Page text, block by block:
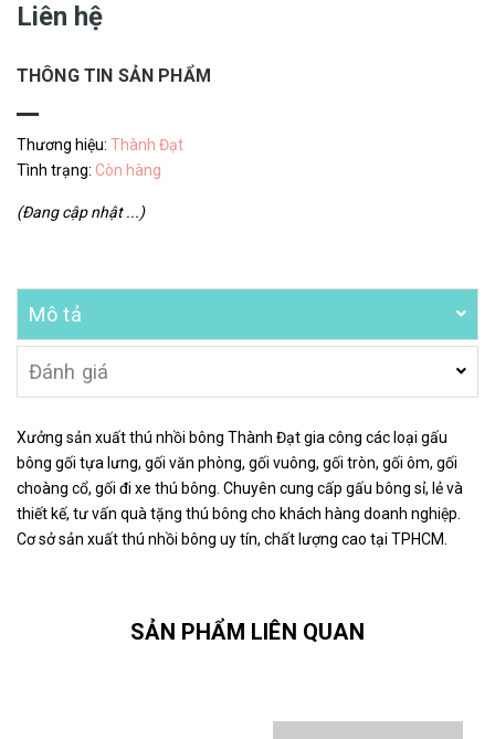
Liên hệ
THÔNG TIN SẢN PHẨM
Thương hiệu: Thành Đạt
Tình trạng: Còn hàng
(Đang cập nhật ...)
Mô tả
Đánh giá
Xưởng sản xuất thú nhồi bông Thành Đạt gia công các loại gấu
bông gối tựa lưng, gối văn phòng, gối vuông, gối tròn, gối ôm, gối
choàng cổ, gối đi xe thú bông. Chuyên cung cấp gấu bông sỉ, lẻ và
thiết kế, tư vấn quà tặng thú bông cho khách hàng doanh nghiệp.
Cơ sở sản xuất thú nhồi bông uy tín, chất lượng cao tại TPHCM.
SẢN PHẨM LIÊN QUAN